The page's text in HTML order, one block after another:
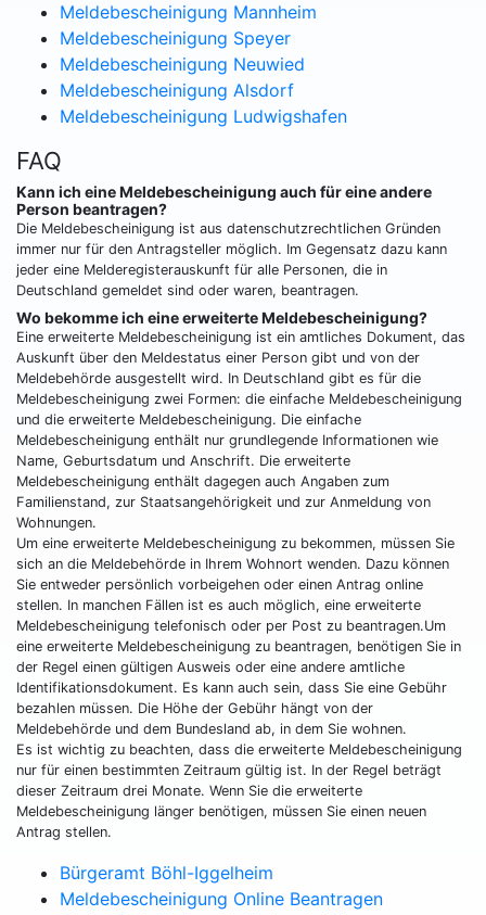
Meldebescheinigung Mannheim
Meldebescheinigung Speyer
Meldebescheinigung Neuwied
Meldebescheinigung Alsdorf
Meldebescheinigung Ludwigshafen
FAQ
Kann ich eine Meldebescheinigung auch für eine andere
Person beantragen?
Die Meldebescheinigung ist aus datenschutzrechtlichen Gründen
immer nur für den Antragsteller möglich. Im Gegensatz dazu kann
jeder eine Melderegisterauskunft für alle Personen, die in
Deutschland gemeldet sind oder waren, beantragen.
Wo bekomme ich eine erweiterte Meldebescheinigung?
Eine erweiterte Meldebescheinigung ist ein amtliches Dokument, das
Auskunft über den Meldestatus einer Person gibt und von der
Meldebehörde ausgestellt wird. In Deutschland gibt es für die
Meldebescheinigung zwei Formen: die einfache Meldebescheinigung
und die erweiterte Meldebescheinigung. Die einfache
Meldebescheinigung enthält nur grundlegende Informationen wie
Name, Geburtsdatum und Anschrift. Die erweiterte
Meldebescheinigung enthält dagegen auch Angaben zum
Familienstand, zur Staatsangehörigkeit und zur Anmeldung von
Wohnungen.
Um eine erweiterte Meldebescheinigung zu bekommen, müssen Sie
sich an die Meldebehörde in Ihrem Wohnort wenden. Dazu können
Sie entweder persönlich vorbeigehen oder einen Antrag online
stellen. In manchen Fällen ist es auch möglich, eine erweiterte
Meldebescheinigung telefonisch oder per Post zu beantragen.Um
eine erweiterte Meldebescheinigung zu beantragen, benötigen Sie in
der Regel einen gültigen Ausweis oder eine andere amtliche
Identifikationsdokument. Es kann auch sein, dass Sie eine Gebühr
bezahlen müssen. Die Höhe der Gebühr hängt von der
Meldebehörde und dem Bundesland ab, in dem Sie wohnen.
Es ist wichtig zu beachten, dass die erweiterte Meldebescheinigung
nur für einen bestimmten Zeitraum gültig ist. In der Regel beträgt
dieser Zeitraum drei Monate. Wenn Sie die erweiterte
Meldebescheinigung länger benötigen, müssen Sie einen neuen
Antrag stellen.
Bürgeramt Böhl-Iggelheim
Meldebescheinigung Online Beantragen